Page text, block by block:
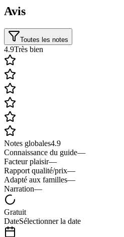
Avis
Toutes les notes
4.9Très bien
Notes globales4.9
Connaissance du guide—
Facteur plaisir—
Rapport qualité/prix—
Adapté aux familles—
Narration—
Gratuit
DateSélectionner la date